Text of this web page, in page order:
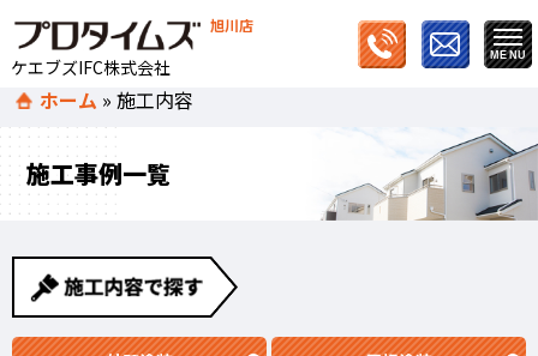
旭川店
ケエブズIFC株式会社
ホーム »施工内容
施工事例一覧